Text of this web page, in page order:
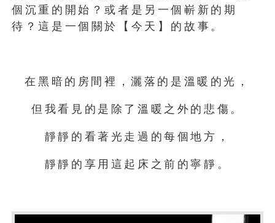
個沉重的開始？或者是另一個嶄新的期
待？這是一個關於【今天】的故事。
在黑暗的房間裡，灑落的是溫暖的光，
但我看見的是除了溫暖之外的悲傷。
靜靜的看著光走過的每個地方，
靜靜的享用這起床之前的寧靜。